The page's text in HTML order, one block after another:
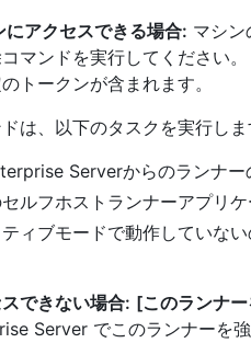
にアクセスできる場合: マシ
マンドを実行してください
トークンが含まれます。
は、以下のタスクを実行しま
Serverからのランナー
ルフホストランナーアプリ
ィブモードで動作していな
できない場合: [このランナ
Server でこのランナーを強